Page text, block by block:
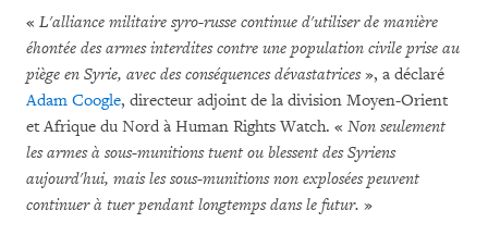
« L'alliance militaire syro-russe continue d'utiliser de manière
éhontée des armes interdites contre une population civile prise au
piège en Syrie, avec des conséquences dévastatrices», a déclaré
Adam Coogle, directeur adjoint de la division Moyen-Orient
et Afrique du Nord à Human Rights Watch. « Non seulement
les armes à sous-munitions tuent ou blessent des Syriens
aujourd'hui, mais les sous-munitions non explosées peuvent
continuer à tuer pendant longtemps dans le futur. »